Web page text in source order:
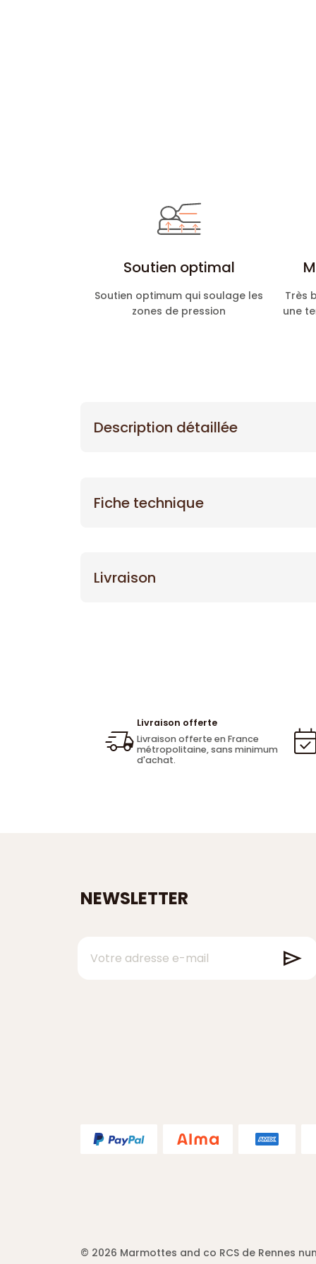
Soutien optimal
Soutien optimum qui soulage les
zones de pression
Très
une
Description détaillée
Fiche technique
Livraison
Livraison offerte
Livraison offerte en France
métropolitaine, sans minimum
d'achat.
NEWSLETTER
© 2026 Marmottes and co RCS de Rennes